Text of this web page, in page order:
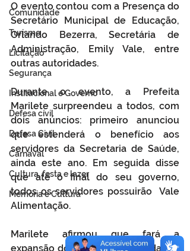
Comunidade
Turismo
Licitação
Segurança
Institucional e Governo
Defesa cívil
Defesa Civil
Carnaval
Cultura, festa e lazer
Memória e Cultura
O evento contou com a Presença do
Secretário Municipal de Educação,
Orlando Bezerra, Secretária de
Administração, Emily Vale, entre
outras autoridades.
Durante o evento, a Prefeita
Marilete surpreendeu a todos, com
dois anúncios: primeiro anunciou
que estenderá o benefício aos
servidores da Secretaria de Saúde,
ainda este ano. Em seguida disse
que até o final do seu governo,
todos os servidores possuirão  Vale
Alimentação.
Marilete afirmou que fará a
expansão do benefício para todas as